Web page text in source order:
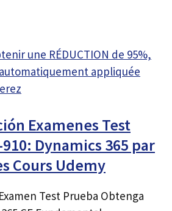
une RÉDUCTION de 95%,
appliquée
Examenes Test
Dynamics 365 par
Cours Udemy
Test Prueba Obtenga